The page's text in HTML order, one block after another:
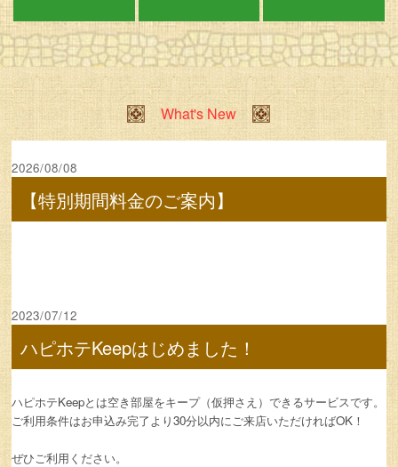
What's New
2026/08/08
【特別期間料金のご案内】
2023/07/12
ハピホテKeepはじめました！
ハピホテKeepとは空き部屋をキープ（仮押さえ）できるサービスです。
ご利用条件はお申込み完了より30分以内にご来店いただければOK！
ぜひご利用ください。